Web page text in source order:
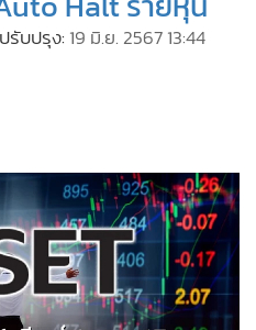
ปรับปรุง: 19 มิ.ย. 2567 13:44